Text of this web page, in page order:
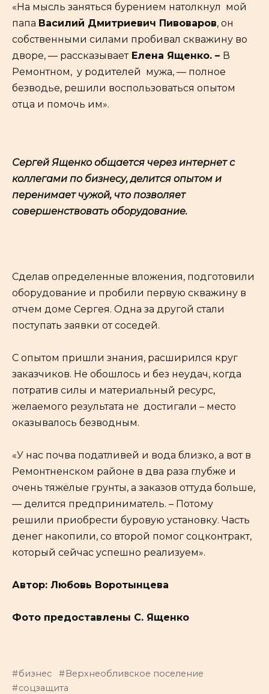
«На мысль заняться бурением натолкнул мой
папа Василий Дмитриевич Пивоваров, он
собственными силами пробивал скважину во
дворе, — рассказываетЕлена Ященко. – В
Ремонтном, у родителей мужа, — полное
безводье, решили воспользоваться опытом
отца и помочь им».
Сергей Ященко общается через интернет с
коллегами по бизнесу, делится опытом и
перенимает чужой, что позволяет
совершенствовать оборудование.
Сделав определенные вложения, подготовили
оборудование и пробили первую скважину в
отчем доме Сергея. Одна за другой стали
поступать заявки от соседей.
С опытом пришли знания, расширился круг
заказчиков. Не обошлось и без неудач, когда
потратив силы и материальный ресурс,
желаемого результата не достигали – место
оказывалось безводным.
«У нас почва податливей и вода близко, а вот в
Ремонтненском районе в два раза глубже и
очень тяжёлые грунты, а заказов оттуда больше,
— делится предприниматель. – Потому
решили приобрести буровую установку. Часть
денег накопили, со второй помог соцконтракт,
который сейчас успешно реализуем».
Автор: Любовь Воротынцева
Фото предоставлены С. Ященко
бизнес
Верхнеобливское поселение
соцзащита